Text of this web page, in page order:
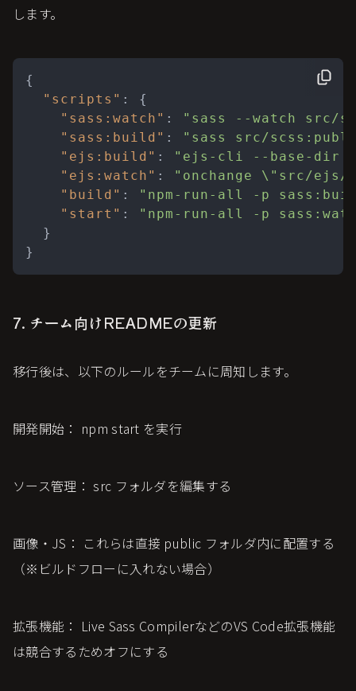
します。
{
"scripts" :
{
"sass:watch" :
"sass --watch src/
"sass:build" :
"sass src/
"ejs:build" :
"ejs-cli --base-dir
"ejs:watch" :
"onchange \"src/
"build" :
"npm-run-all -p
"start" :
"npm-run-all -p
}
}
7. チーム向けREADMEの更新
移行後は、以下のルールをチームに周知します。
開発開始： npm start を実行
ソース管理： src フォルダを編集する
画像・JS： これらは直接 public フォルダ内に配置する
（※ビルドフローに入れない場合）
拡張機能： Live Sass CompilerなどのVS Code拡張機能
は競合するためオフにする